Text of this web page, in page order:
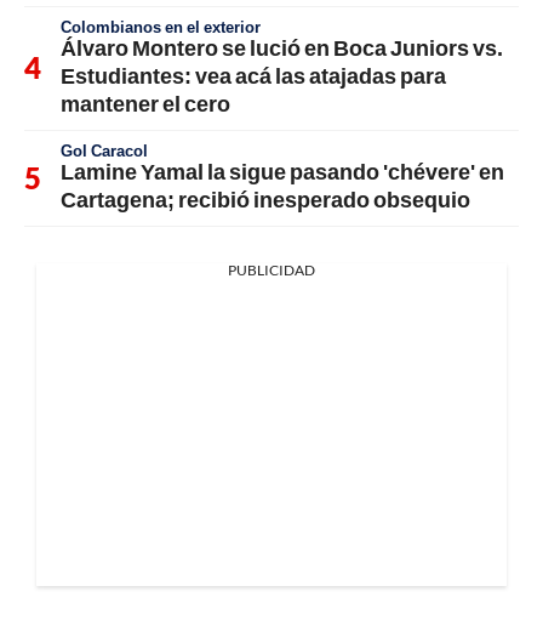
Colombianos en el exterior
Álvaro Montero se lució en Boca Juniors vs.
Estudiantes: vea acá las atajadas para
mantener el cero
Gol Caracol
Lamine Yamal la sigue pasando 'chévere' en
Cartagena; recibió inesperado obsequio
PUBLICIDAD